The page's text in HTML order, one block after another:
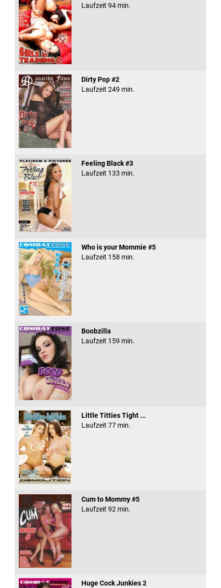
Laufzeit 94 min.
Dirty Pop #2
Laufzeit 249 min.
Feeling Black #3
Laufzeit 133 min.
Who is your Mommie #5
Laufzeit 158 min.
Boobzilla
Laufzeit 159 min.
Little Titties Tight ...
Laufzeit 77 min.
Cum to Mommy #5
Laufzeit 92 min.
Huge Cock Junkies 2